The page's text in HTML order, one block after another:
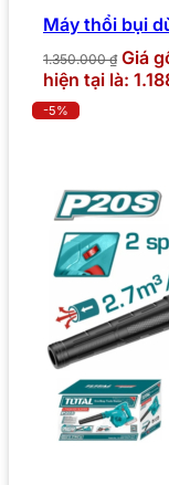
Máy thổi bụi
1.350.000₫ Giá
hiện tại là:
-5%